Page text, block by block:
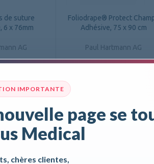
IMPORTANTE
page se
Medical
chères clientes,
de suture
6 x 76mm
AG
Foliodrape® Protect
Adhésive, 75 x 90 cm
Paul Hartmann AG